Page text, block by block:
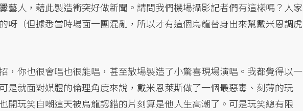
藝人，藉此製造衝突好做新聞。請問我們機場攝影記者們有這樣嗎？人家
呀（但據悉當時場面一團混亂，所以才有這個烏龍替身出來幫戴米恩調虎
，你也很會唱也很能唱，甚至散場製造了小驚喜現場演唱。我都覺得以一
是就面對媒體的倫理角度來說，戴米恩萊斯做了一個最惡毒、刻薄的玩
開玩笑自嘲這天被烏龍認錯的片刻算是他人生高潮了。可是玩笑總有限